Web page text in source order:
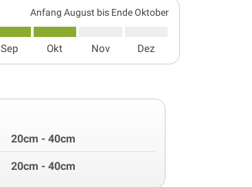
Anfang August bis Ende Oktober
Sep Okt Nov Dez
20cm - 40cm
20cm - 40cm